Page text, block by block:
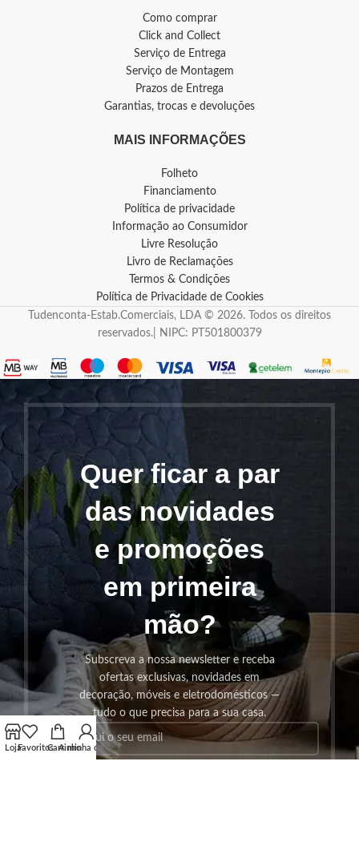
Como comprar
Click and Collect
Serviço de Entrega
Serviço de Montagem
Prazos de Entrega
Garantias, trocas e devoluções
MAIS INFORMAÇÕES
Folheto
Financiamento
Política de privacidade
Informação ao Consumidor
Livre Resolução
Livro de Reclamações
Termos & Condições
Política de Privacidade de Cookies
Tudenconta-Estab.Comerciais, LDA © 2026. Todos os direitos
reservados.| NIPC: PT501800379
Quer ficar a par
das novidades
e promoções
em primeira
mão?
Subscreva a nossa newsletter e receba
ofertas exclusivas, novidades em
decoração, móveis e eletrodomésticos —
tudo o que precisa para a sua casa.
LojaFavoritosCarrinho
A minha conta